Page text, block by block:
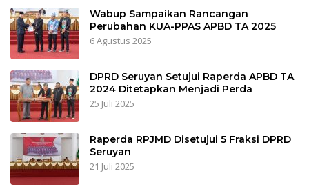
Wabup Sampaikan Rancangan
Perubahan KUA-PPAS APBD TA 2025
6 Agustus 2025
DPRD Seruyan Setujui Raperda APBD TA
2024 Ditetapkan Menjadi Perda
25 Juli 2025
Raperda RPJMD Disetujui 5 Fraksi DPRD
Seruyan
21 Juli 2025